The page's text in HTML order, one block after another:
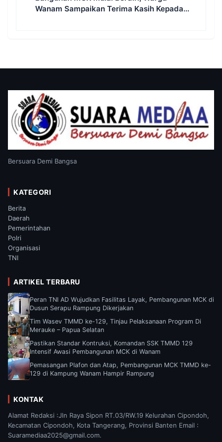
Wanam Sampaikan Terima Kasih Kepada
Bersuara Demi Bangsa
KATEGORI
Berita
Daerah
Pemerintahan
Polri
Organisasi
TNI
ARTIKEL TERBARU
Peran TNI AD Wujudkan Fasilitas Layak, Pembangunan MCK di
Dusun Serapu Rampung Dikerjakan
Tim Wasev TMMD ke-129, Tinjau Pelaksanaan Program Di
Merauke – Papua Selatan
Pastikan Standar Kontruksi, Komandan SSK TMMD 129
Intensif Awasi Pembangunan MCK di Wanam
Pemasangan Plafon dan Atap, Pembangunan MCK TMMD ke-
129 di Kampung Wanam Hampir Rampung
KONTAK
Alamat Redaksi :Jln Raya Sipon RT.03/RW.19 Kelurahan Cipondoh,
Kecamatan Cipondoh, Kota Tangerang, Provinsi Banten Email :
Suaramediaa2025@gmail.com.